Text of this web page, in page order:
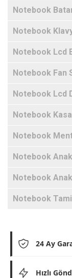
Notebook
Notebook
Notebook Lcd
Notebook Fan
Notebook Lcd
Notebook Kasa
Notebook
Notebook
Notebook
Notebook
24 Ay
Hızlı